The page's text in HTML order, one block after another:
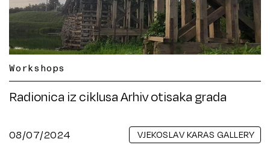
Workshops
Radionica iz ciklusa Arhiv otisaka grada
08/07/2024 VJEKOSLAV KARAS GALLERY